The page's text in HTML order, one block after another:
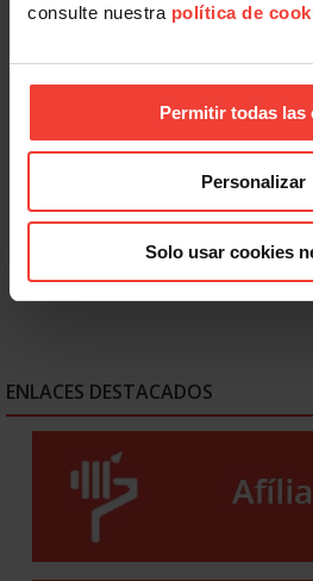
consulte nuestra política de
Permitir todas las
Personalizar
Solo usar cookies
Absentismo laboral: culpa al
30 JULIO, 2026
ENLACES DESTACADOS